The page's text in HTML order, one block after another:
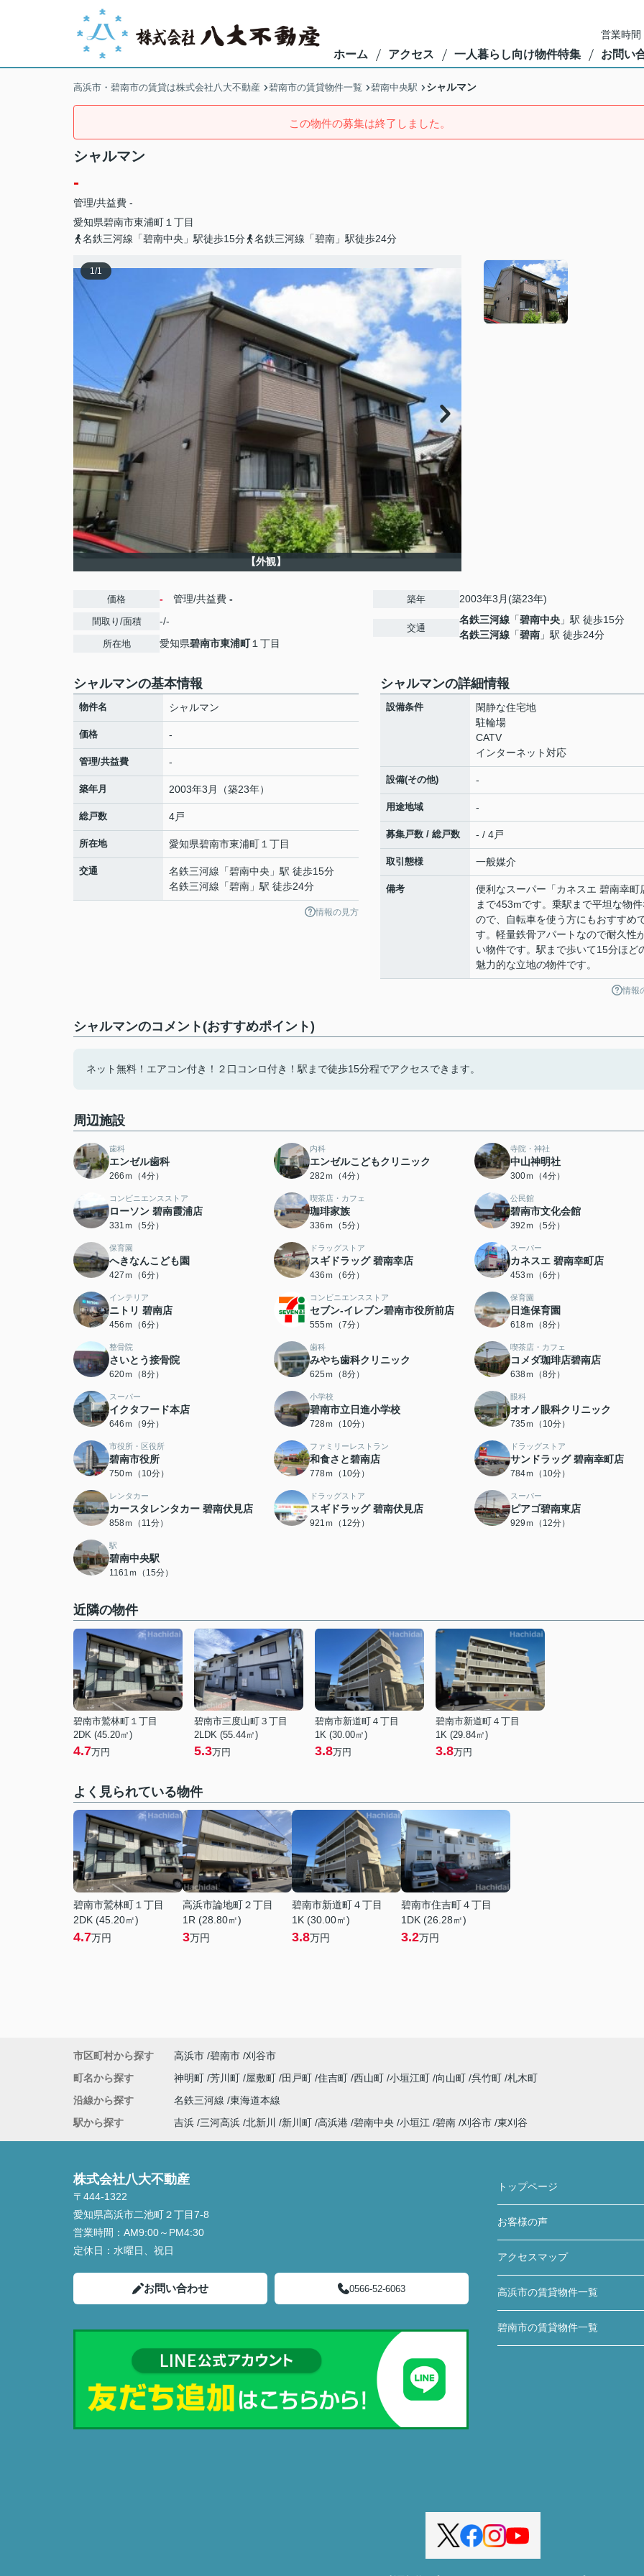
営業時
ホーム アクセス 一人暮らし向け物件特集 お問い
高浜市・碧南市の賃貸は株式会社八大不動産 碧南市の賃貸物件一覧 碧南中央駅 シャルマン
この物件の募集は終了しました。
シャルマン
-
管理/共益費 -
愛知県碧南市東浦町 １丁目
名鉄三河線「碧南中央」駅徒歩15分
名鉄三河線「碧南」駅徒歩24分
1/1
【外観】
価格 - 管理/共益費 -
間取り/面積 -/-
所在地 愛知県碧南市東浦町１丁目
築年 2003年3月(築23年)
交通
名鉄三河線 「碧南中央 」駅 徒歩15分
名鉄三河線 「碧南 」駅 徒歩24分
シャルマンの基本情報
物件名 シャルマン
価格 -
管理/共益費 -
築年月 2003年3月（築23年）
総戸数 4戸
所在地 愛知県碧南市東浦町 １丁目
交通 名鉄三河線 「碧南中央 」駅 徒歩15分
名鉄三河線 「碧南 」駅 徒歩24分
情報の見方
シャルマンの詳細情報
設備条件
閑静な住宅地
駐輪場
CATV
インターネット対応
設備(その他) -
用途地域 -
募集戸数 / 総戸数 - / 4戸
取引態様 一般媒介
備考
便利なスーパー「カネスエ 碧南幸町
まで453mです。乗駅まで平坦な物
ので、自転車を使う方にもおすすめ
す。軽量鉄骨アパートなので耐久性
い物件です。駅まで歩いて15分ほど
魅力的な立地の物件です。
情報
シャルマンのコメント(おすすめポイント)
ネット無料！エアコン付き！２口コンロ付き！駅まで徒歩15分程でアクセスできます。
周辺施設
歯科
エンゼル歯科
266ｍ（4分）
内科
エンゼルこどもクリニック
282ｍ（4分）
寺院・神社
中山神明社
300ｍ（4分）
コンビニエンスストア
ローソン 碧南霞浦店
331ｍ（5分）
喫茶店・カフェ
珈琲家族
336ｍ（5分）
公民館
碧南市文化会館
392ｍ（5分）
保育園
へきなんこども園
427ｍ（6分）
ドラッグストア
スギドラッグ 碧南幸店
436ｍ（6分）
スーパー
カネスエ 碧南幸町店
453ｍ（6分）
インテリア
ニトリ 碧南店
456ｍ（6分）
コンビニエンスストア
セブン-イレブン碧南市役所前店
555ｍ（7分）
保育園
日進保育園
618ｍ（8分）
整骨院
さいとう接骨院
620ｍ（8分）
歯科
みやち歯科クリニック
625ｍ（8分）
喫茶店・カフェ
コメダ珈琲店碧南店
638ｍ（8分）
スーパー
イクタフード本店
646ｍ（9分）
小学校
碧南市立日進小学校
728ｍ（10分）
眼科
オオノ眼科クリニック
735ｍ（10分）
市役所・区役所
碧南市役所
750ｍ（10分）
ファミリーレストラン
和食さと碧南店
778ｍ（10分）
ドラッグストア
サンドラッグ 碧南幸町店
784ｍ（10分）
レンタカー
カースタレンタカー 碧南伏見店
858ｍ（11分）
ドラッグストア
スギドラッグ 碧南伏見店
921ｍ（12分）
スーパー
ピアゴ碧南東店
929ｍ（12分）
駅
碧南中央駅
1161ｍ（15分）
近隣の物件
碧南市鷲林町１丁目
2DK (45.20㎡)
4.7万円
碧南市三度山町３丁目
2LDK (55.44㎡)
5.3万円
碧南市新道町４丁目
1K (30.00㎡)
3.8万円
碧南市新道町４丁目
1K (29.84㎡)
3.8万円
よく見られている物件
碧南市鷲林町１丁目
2DK (45.20㎡)
4.7万円
高浜市論地町２丁目
1R (28.80㎡)
3万円
碧南市新道町４丁目
1K (30.00㎡)
3.8万円
碧南市住吉町４丁目
1DK (26.28㎡)
3.2万円
市区町村から探す 高浜市 碧南市 刈谷市
町名から探す
神明町 芳川町 屋敷町 田戸町 住吉町 西山町 小垣江町 向山町 呉竹町 札木町
沿線から探す
名鉄三河線 東海道本線
駅から探す
吉浜 三河高浜 北新川 新川町 高浜港 碧南中央 小垣江 碧南 刈谷市 東刈谷
株式会社八大不動産
〒444-1322
愛知県高浜市二池町２丁目7-8
営業時間： AM9:00～PM4:30
定休日： 水曜日、祝日
お問い合わせ 0566-52-6063
トップページ
お客様の声
アクセスマップ
高浜市の賃貸物件一覧
碧南市の賃貸物件一覧